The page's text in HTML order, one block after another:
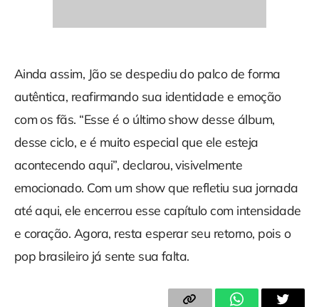
Ainda assim, Jão se despediu do palco de forma
autêntica, reafirmando sua identidade e emoção
com os fãs. “Esse é o último show desse álbum,
desse ciclo, e é muito especial que ele esteja
acontecendo aqui”, declarou, visivelmente
emocionado. Com um show que refletiu sua jornada
até aqui, ele encerrou esse capítulo com intensidade
e coração. Agora, resta esperar seu retorno, pois o
pop brasileiro já sente sua falta.